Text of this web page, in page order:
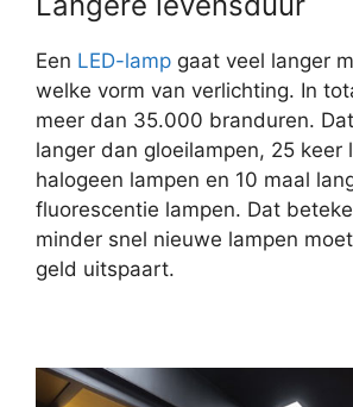
Een LED-lamp gaat veel langer
welke vorm van verlichting. In
meer dan 35.000 branduren.
langer dan gloeilampen, 25 keer
halogeen lampen en 10 maal
fluorescentie lampen. Dat
minder snel nieuwe lampen
geld uitspaart.